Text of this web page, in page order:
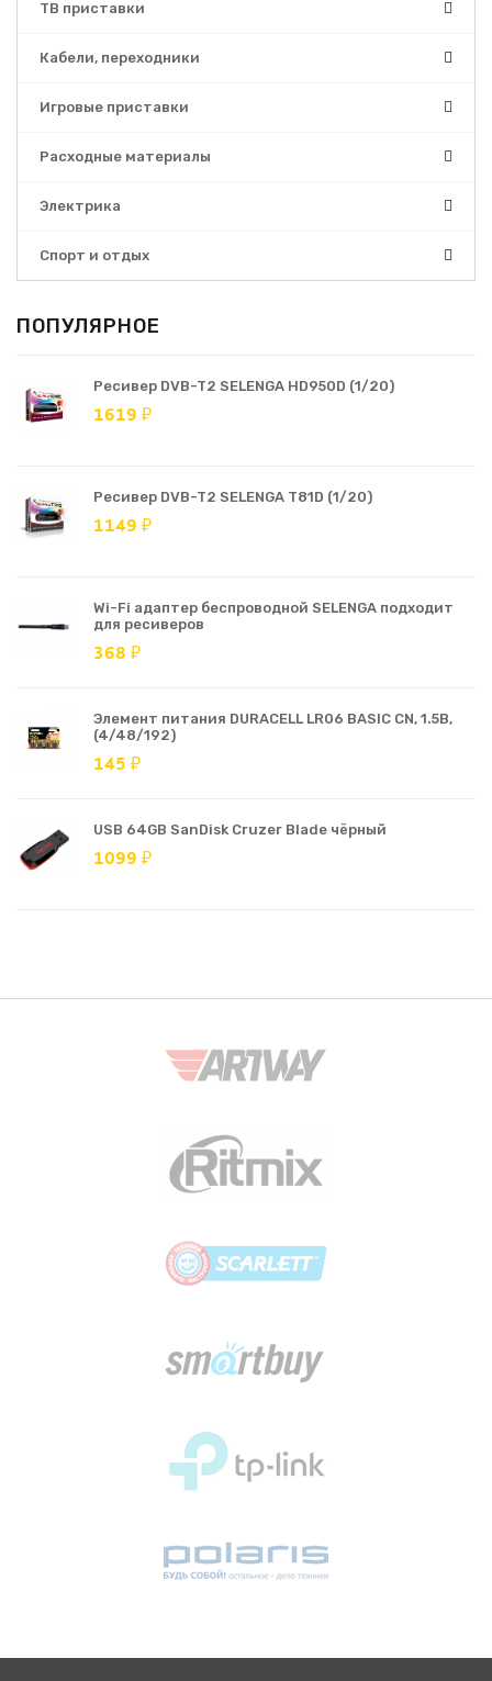
ТВ приставки
Кабели, переходники
Игровые приставки
Расходные материалы
Электрика
Спорт и отдых
ПОПУЛЯРНОЕ
Ресивер DVB-T2 SELENGA HD950D (1/20)
1619 ₽
Ресивер DVB-T2 SELENGA T81D (1/20)
1149 ₽
Wi-Fi адаптер беспроводной SELENGA подходит
для ресиверов
368 ₽
Элемент питания DURACELL LR06 BASIC CN, 1.5В,
(4/48/192)
145 ₽
USB 64GB SanDisk Cruzer Blade чёрный
1099 ₽